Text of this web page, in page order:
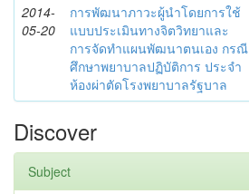
2014-
05-20
การพัฒนาภาวะผู้นำโดยการใช้
แบบประเมินทางจิตวิทยาและ
การจัดทำแผนพัฒนาตนเอง กรณี
ศึกษาพยาบาลปฏิบัติการ ประจำ
ห้องผ่าตัดโรงพยาบาลรัฐบาล
Discover
Subject